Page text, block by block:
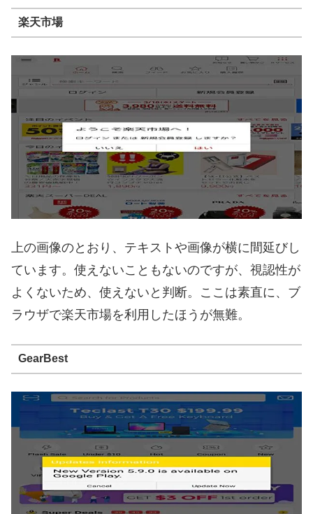
楽天市場
上の画像のとおり、テキストや画像が横に間延びし
ています。使えないこともないのですが、視認性が
よくないため、使えないと判断。ここは素直に、ブ
ラウザで楽天市場を利用したほうが無難。
GearBest